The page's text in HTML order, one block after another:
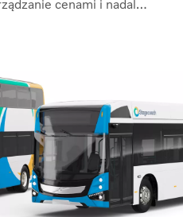
cenami i nadal
prezes i dyrektor